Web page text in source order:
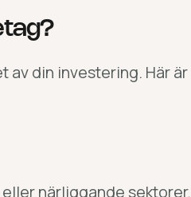
av din investering. Här är
närliggande sektorer.